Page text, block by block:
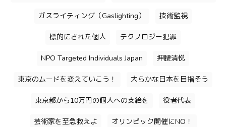
ガスライティング（Gaslighting） 技術監視
標的にされた個人 テクノロジー犯罪
NPO Targeted Individuals Japan 押腰清悦
東京のムードを変えていこう！ 大らかな日本を目指そう
東京都から10万円の個人への支給を 役者代表
芸術家を至急救えよ オリンピック開催にNO！